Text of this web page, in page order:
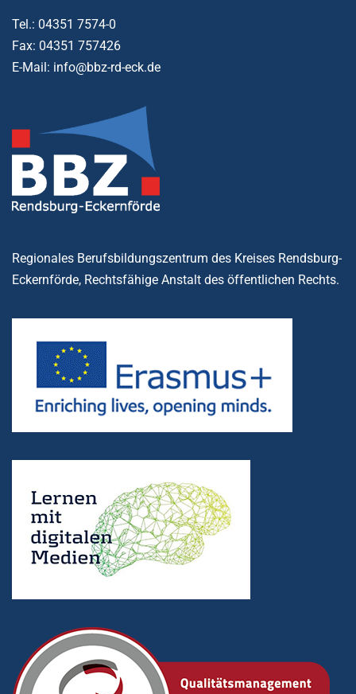
Tel.: 04351 7574-0
Fax: 04351 757426
E-Mail: info@bbz-rd-eck.de
Regionales Berufsbildungszentrum des Kreises Rendsburg-
Eckernförde, Rechtsfähige Anstalt des öffentlichen Rechts.